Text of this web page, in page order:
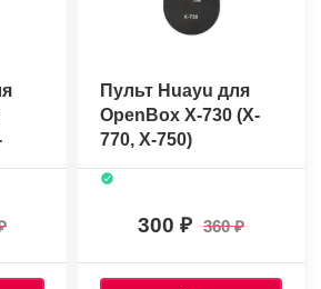
Пульт Huayu для
OpenBox X-730 (X-
770, X-750)
300 360